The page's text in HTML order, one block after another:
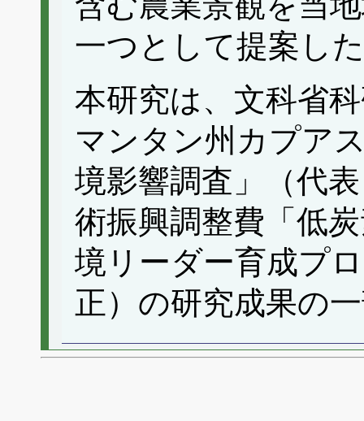
一つとして提案し
本研究は、文科省
マンタン州カプア
境影響調査」（代
術振興調整費「低
境リーダー育成プ
正）の研究成果の